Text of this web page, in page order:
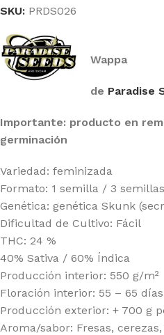
SKU: PRDS026
Wappa
de Paradise
Importante: producto en
germinación
Variedad: feminizada
Formato: 1 semilla / 3 semillas
Genética: genética Skunk
Dificultad de Cultivo: Fácil
THC: 24 %
40% Sativa / 60% Índica
Producción interior: 550 g/m²
Floración interior: 55 – 65 días
Producción exterior: + 700 g
Aroma/sabor: Fresas,